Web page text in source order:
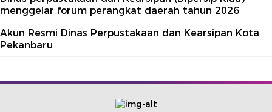
menggelar forum perangkat daerah tahun 2026
Akun Resmi Dinas Perpustakaan dan Kearsipan Kota
Pekanbaru